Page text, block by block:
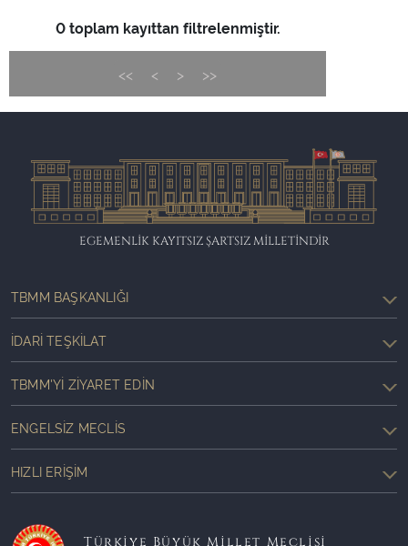
0 toplam kayıttan filtrelenmiştir.
<< < > >>
EGEMENLİK KAYITSIZ ŞARTSIZ MİLLETİNDİR
TBMM BAŞKANLIĞI
İDARI TEŞKILAT
TBMM'YI ZIYARET EDIN
ENGELSIZ MECLIS
HIZLI ERIŞIM
Türkiye Büyük Millet Meclisi